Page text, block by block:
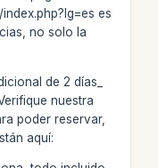
es
no solo la
de 2 días_
nuestra
poder reservar,
aquí: